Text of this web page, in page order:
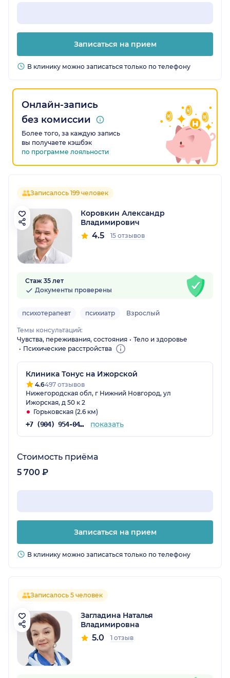
Записаться на прием
В клинику можно записаться только по телефону
Онлайн-запись
без комиссии
Более того, за каждую запись
вы получаете кэшбэк
по программе лояльности
Записалось 199 человек
Коровкин Александр
Владимирович
4.5 15 отзывов
Стаж 35 лет
Документы проверены
психотерапевт психиатр Взрослый
Темы консультаций:
Чувства, переживания, состояния
Тело и здоровье
Психические расстройства
Клиника Тонус на Ижорской
4.6497 отзывов
Нижегородская обл, г Нижний Новгород, ул
Ижорская, д 50 к 2
Горьковская (2.6 км)
+7 (904) 954-04-36 показать
Стоимость приёма
5 700 ₽
Записаться на прием
В клинику можно записаться только по телефону
Записалось 5 человек
Загладина Наталья
Владимировна
5.0 1 отзыв